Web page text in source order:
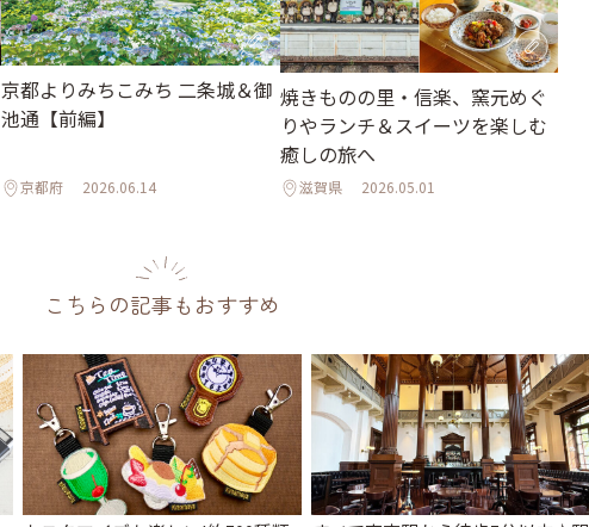
京都よりみちこみち 二条城＆御
池通【前編】
京都府 2026.06.14
焼きものの里・信楽、窯元めぐ
りやランチ＆スイーツを楽しむ
癒しの旅へ
滋賀県 2026.05.01
こちらの記事もおすすめ